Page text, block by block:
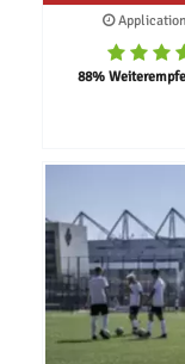
88%